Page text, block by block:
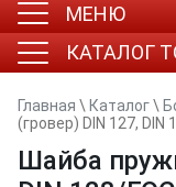
МЕНЮ
КАТАЛОГ
Главная \ Каталог\
(гровер) DIN 127,
Шайба